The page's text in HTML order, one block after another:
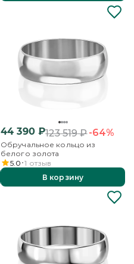
44 390₽123 519₽-64%
Обручальное кольцо из
белого золота
5.0 1 отзыв
В корзину